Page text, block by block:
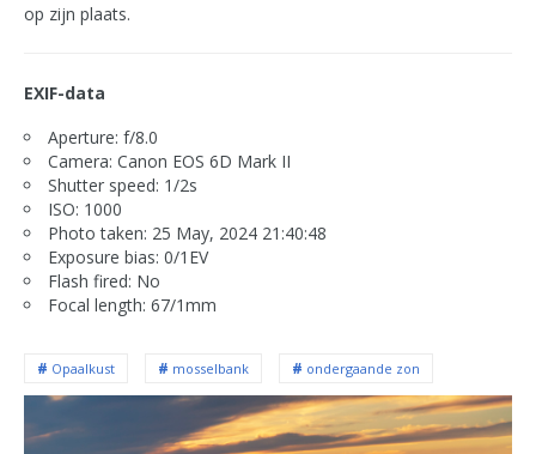
op zijn plaats.
EXIF-data
Aperture: f/8.0
Camera: Canon EOS 6D Mark II
Shutter speed: 1/2s
ISO: 1000
Photo taken: 25 May, 2024 21:40:48
Exposure bias: 0/1EV
Flash fired: No
Focal length: 67/1mm
Opaalkust mosselbank ondergaande zon